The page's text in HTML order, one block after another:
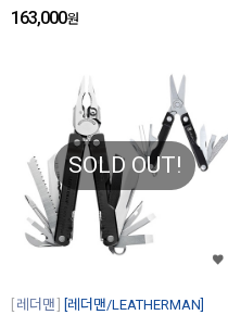
163,000원
SOLD OUT!
레더맨
[레더맨/LEATHERMAN]